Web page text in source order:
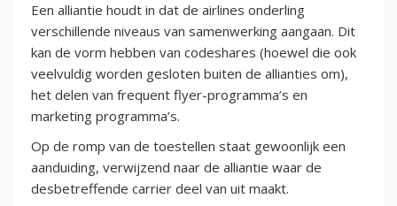
Een alliantie houdt in dat de airlines onderling
verschillende niveaus van samenwerking aangaan. Dit
kan de vorm hebben van codeshares (hoewel die ook
veelvuldig worden gesloten buiten de allianties om),
het delen van frequent flyer-programma’s en
marketing programma’s.
Op de romp van de toestellen staat gewoonlijk een
aanduiding, verwijzend naar de alliantie waar de
desbetreffende carrier deel van uit maakt.